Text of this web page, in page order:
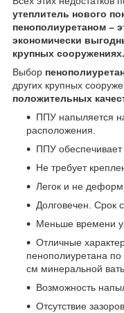
утеплитель нового
пенополиуретаном –
экономически
крупных сооружениях.
Выбор
других крупных
положительных
ППУ напыляется
расположения.
ППУ
Не требует
Легок и не
Долговечен. Срок
Меньше времени
Отличные
пенополиуретана
см минеральной
Возможность
Отсутствие